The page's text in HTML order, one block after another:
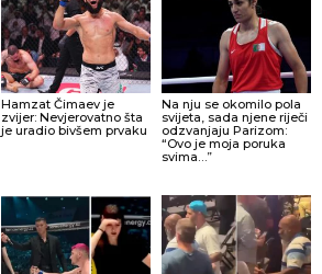
Hamzat Čimaev je
zvijer: Nevjerovatno šta
je uradio bivšem prvaku
Na nju se okomilo pola
svijeta, sada njene riječi
odzvanjaju Parizom:
“Ovo je moja poruka
svima…”